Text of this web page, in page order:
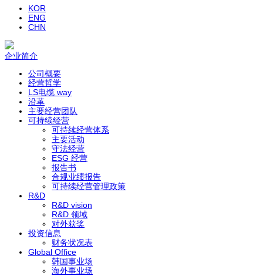
KOR
ENG
CHN
企业简介
公司概要
经营哲学
LS电缆 way
沿革
主要经营团队
可持续经营
可持续经营体系
主要活动
守法经营
ESG 经营
报告书
合规业绩报告
可持续经营管理政策
R&D
R&D vision
R&D 领域
对外获奖
投资信息
财务状况表
Global Office
韩国事业场
海外事业场